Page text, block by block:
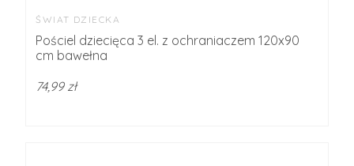
ŚWIAT DZIECKA
Pościel dziecięca 3 el. z ochraniaczem 120x90
cm bawełna
74,99 zł